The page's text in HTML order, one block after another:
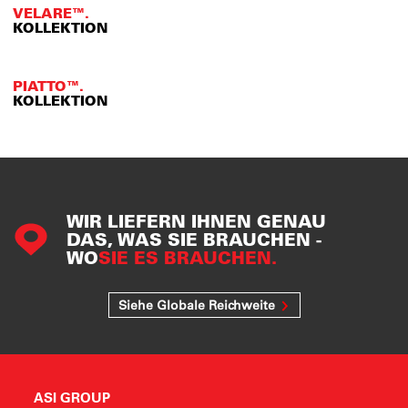
VELARE™.
KOLLEKTION
PIATTO™.
KOLLEKTION
WIR LIEFERN IHNEN GENAU
DAS, WAS SIE BRAUCHEN -
WOSIE ES BRAUCHEN.
Siehe Globale Reichweite
ASI GROUP